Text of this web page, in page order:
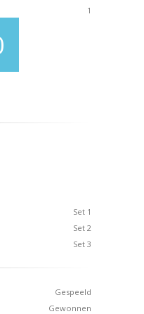
1
Set 1
Set 2
Set 3
Gespeeld
Gewonnen